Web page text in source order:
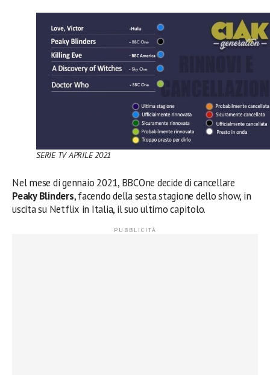
SERIE TV APRILE 2021
Nel mese di gennaio 2021, BBCOne decide di cancellare
Peaky Blinders, facendo della sesta stagione dello show, in
uscita su Netflix in Italia, il suo ultimo capitolo.